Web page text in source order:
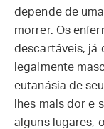
depende de
morrer. Os
descartáveis, já
legalmente
eutanásia de
lhes mais dor e
alguns lugares,